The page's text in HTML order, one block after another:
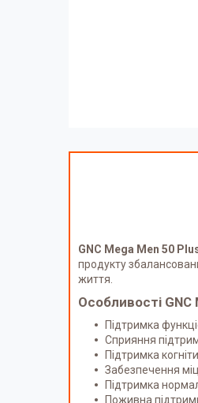
GNC Mega Men 50
продукту
життя.
Особливості GNC
Підтримка
Сприяння
Підтримка
Забезпечення
Підтримка
Поживна